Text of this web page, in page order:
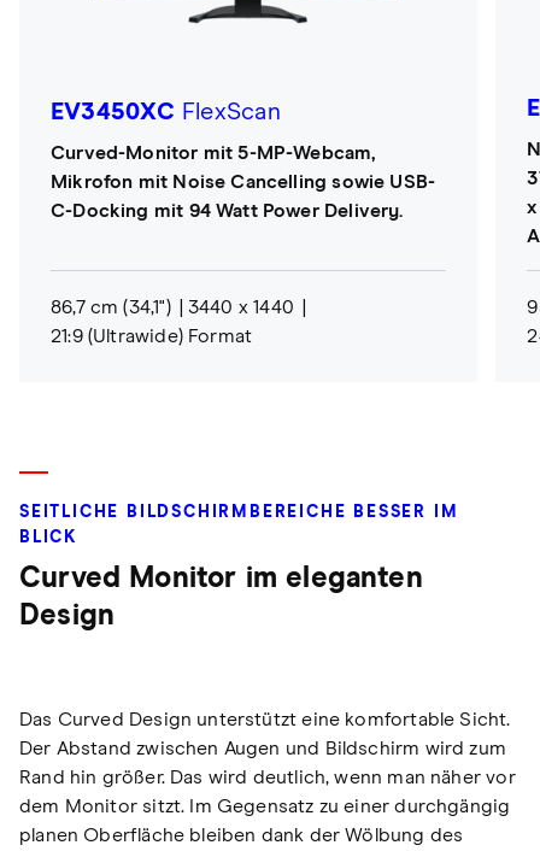
EV3450XC FlexScan
Curved-Monitor mit 5-MP-Webcam,
Mikrofon mit Noise Cancelling sowie USB-
C-Docking mit 94 Watt Power Delivery.
86,7 cm (34,1")
3440 x 1440
21:9 (Ultrawide) Format
SEITLICHE BILDSCHIRMBEREICHE BESSER IM
BLICK
Curved Monitor im eleganten
Design
Das Curved Design unterstützt eine komfortable Sicht.
Der Abstand zwischen Augen und Bildschirm wird zum
Rand hin größer. Das wird deutlich, wenn man näher vor
dem Monitor sitzt. Im Gegensatz zu einer durchgängig
planen Oberfläche bleiben dank der Wölbung des